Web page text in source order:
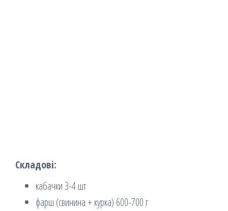
Складові:
кабачки 3-4 шт
фарш (свинина + курка) 600-700 г